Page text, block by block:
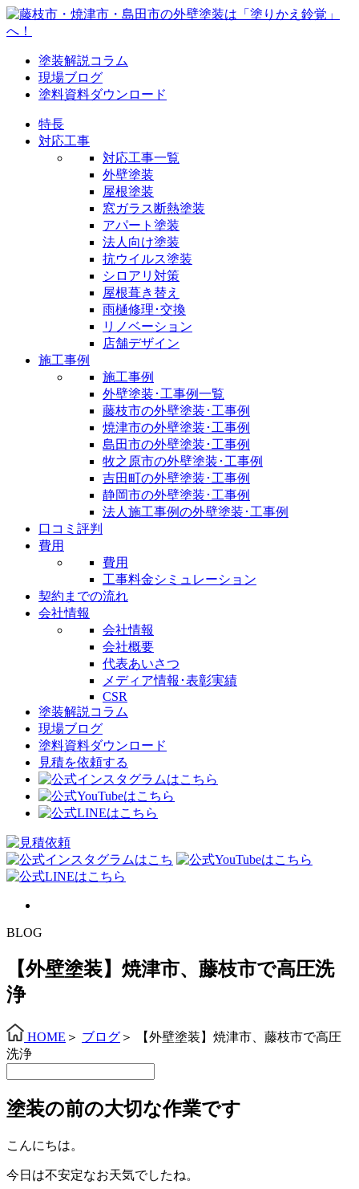
塗装解説コラム
現場ブログ
塗料資料ダウンロード
特長
対応工事
対応工事一覧
外壁塗装
屋根塗装
窓ガラス断熱塗装
アパート塗装
法人向け塗装
抗ウイルス塗装
シロアリ対策
屋根葺き替え
雨樋修理･交換
リノベーション
店舗デザイン
施工事例
施工事例
外壁塗装･工事例一覧
藤枝市の外壁塗装･工事例
焼津市の外壁塗装･工事例
島田市の外壁塗装･工事例
牧之原市の外壁塗装･工事例
吉田町の外壁塗装･工事例
静岡市の外壁塗装･工事例
法人施工事例の外壁塗装･工事例
口コミ評判
費用
費用
工事料金シミュレーション
契約までの流れ
会社情報
会社情報
会社概要
代表あいさつ
メディア情報･表彰実績
CSR
塗装解説コラム
現場ブログ
塗料資料ダウンロード
見積を依頼する
BLOG
【外壁塗装】焼津市、藤枝市で高圧洗
浄
HOME ＞ ブログ ＞
【外壁塗装】焼津市、藤枝市で高圧
洗浄
塗装の前の大切な作業です
こんにちは。
今日は不安定なお天気でしたね。